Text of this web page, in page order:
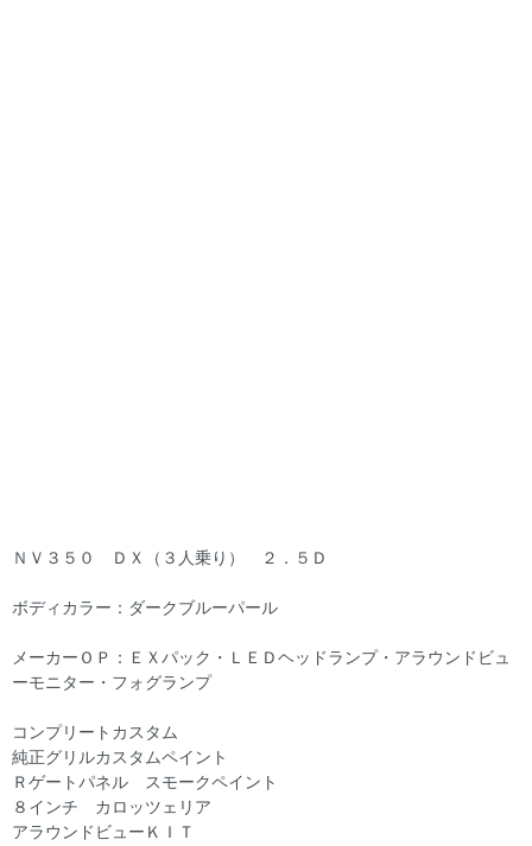
ＮＶ３５０ ＤＸ（３人乗り） ２．５Ｄ
ボディカラー：ダークブルーパール
メーカーＯＰ：ＥＸパック・ＬＥＤヘッドランプ・アラウンドビュ
ーモニター・フォグランプ
コンプリートカスタム
純正グリルカスタムペイント
Ｒゲートパネル スモークペイント
８インチ カロッツェリア
アラウンドビューＫＩＴ